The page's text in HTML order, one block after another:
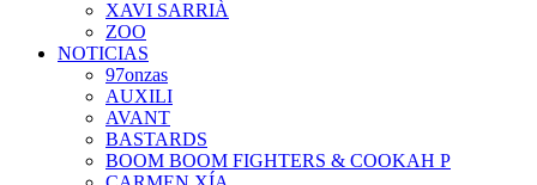
XAVI SARRIÀ
ZOO
NOTICIAS
97onzas
AUXILI
AVANT
BASTARDS
BOOM BOOM FIGHTERS & COOKAH P